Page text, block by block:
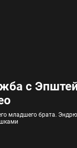
с
младшего брата.